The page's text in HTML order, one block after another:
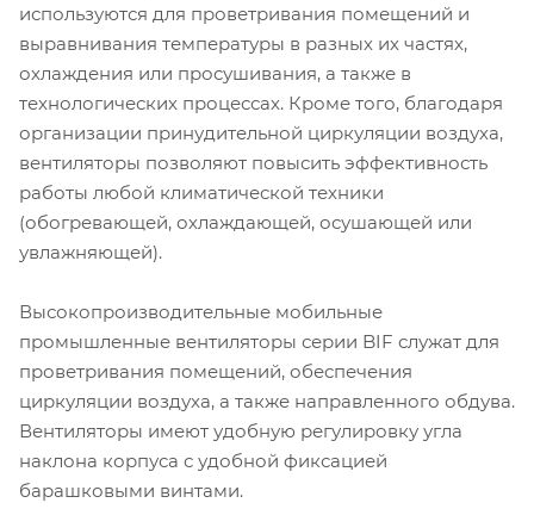
используются для проветривания помещений и
выравнивания температуры в разных их частях,
охлаждения или просушивания, а также в
технологических процессах. Кроме того, благодаря
организации принудительной циркуляции воздуха,
вентиляторы позволяют повысить эффективность
работы любой климатической техники
(обогревающей, охлаждающей, осушающей или
увлажняющей).
Высокопроизводительные мобильные
промышленные вентиляторы серии BIF служат для
проветривания помещений, обеспечения
циркуляции воздуха, а также направленного обдува.
Вентиляторы имеют удобную регулировку угла
наклона корпуса с удобной фиксацией
барашковыми винтами.